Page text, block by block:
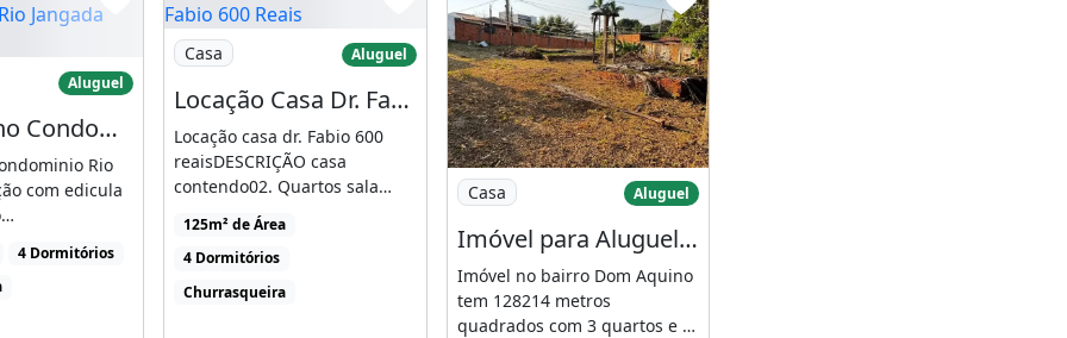
nunca teve morador.
já estou considerando o
2/4 no Condominio Rio Jangada Locação
Aluguel
Casa 2/4 no Condominio Rio Jangada Locação com Edicula no Terreno do Fundo
Rio
com edicula
Alugo casa
4 Dormitórios
Imagem: Locação Casa Dr. Fabio 600 Reais
Casa Aluguel
Locação Casa Dr. Fabio 600 Reais
Locação casa dr. Fabio 600
reaisDESCRIÇÃO casa
contendo02. Quartos sala
cozinha WC social, dispensa,
[...]
125m² de Área
4 Dormitórios
Churrasqueira
Imagem: Imóvel para Aluguel e Venda Tem 128214
Casa Aluguel
Imóvel para Aluguel e Venda Tem 128214 Metros Quadrados com 3 Quartos em Dom Aquino
Imóvel no bairro Dom Aquino
tem 128214 metros
quadrados com 3 quartos e 2